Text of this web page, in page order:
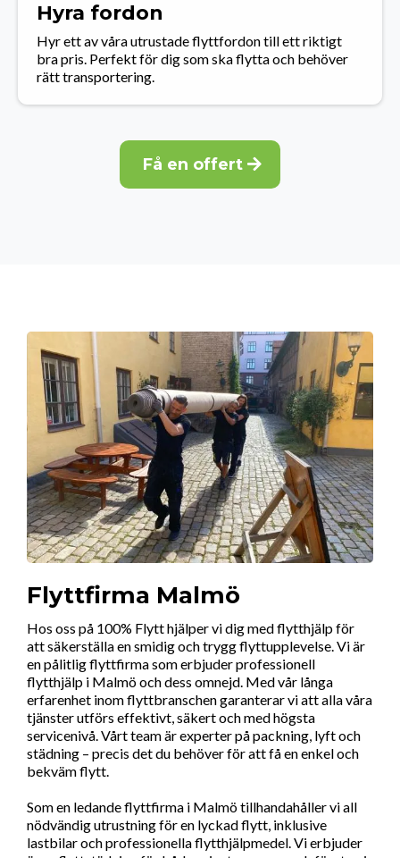
Hyra fordon
Hyr ett av våra utrustade flyttfordon till ett riktigt
bra pris. Perfekt för dig som ska flytta och behöver
rätt transportering.
Få en offert
Flyttfirma Malmö
Hos oss på 100% Flytt hjälper vi dig med flytthjälp för
att säkerställa en smidig och trygg flyttupplevelse. Vi är
en pålitlig flyttfirma som erbjuder professionell
flytthjälp i Malmö och dess omnejd. Med vår långa
erfarenhet inom flyttbranschen garanterar vi att alla våra
tjänster utförs effektivt, säkert och med högsta
servicenivå. Vårt team är experter på packning, lyft och
städning – precis det du behöver för att få en enkel och
bekväm flytt.
Som en ledande flyttfirma i Malmö tillhandahåller vi all
nödvändig utrustning för en lyckad flytt, inklusive
lastbilar och professionella flytthjälpmedel. Vi erbjuder